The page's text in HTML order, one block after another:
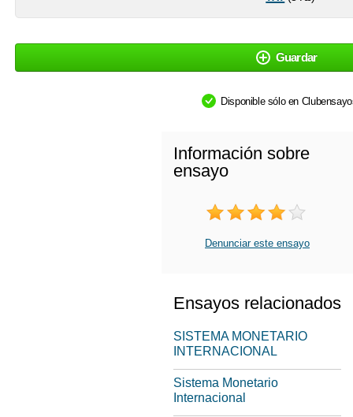
Guardar
Disponible sólo en
Información sobre
ensayo
Denunciar este ensayo
Ensayos relacionados
SISTEMA MONETARIO
INTERNACIONAL
Sistema Monetario
Internacional